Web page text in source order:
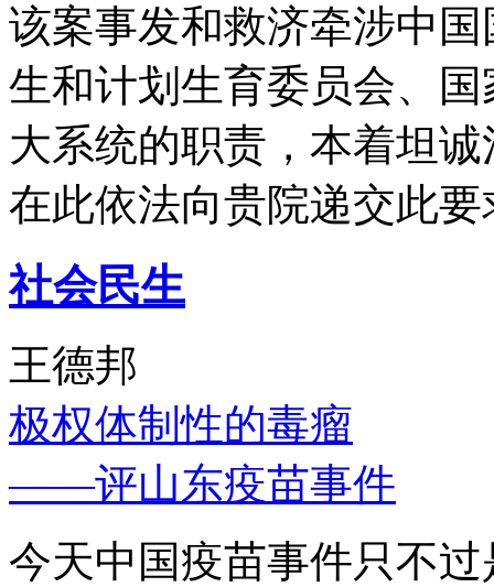
该案事发和救济牵涉中
生和计划生育委员会、
大系统的职责，本着坦
在此依法向贵院递交此要
社会民生
王德邦
极权体制性的毒瘤
——评山东疫苗事件
今天中国疫苗事件只不